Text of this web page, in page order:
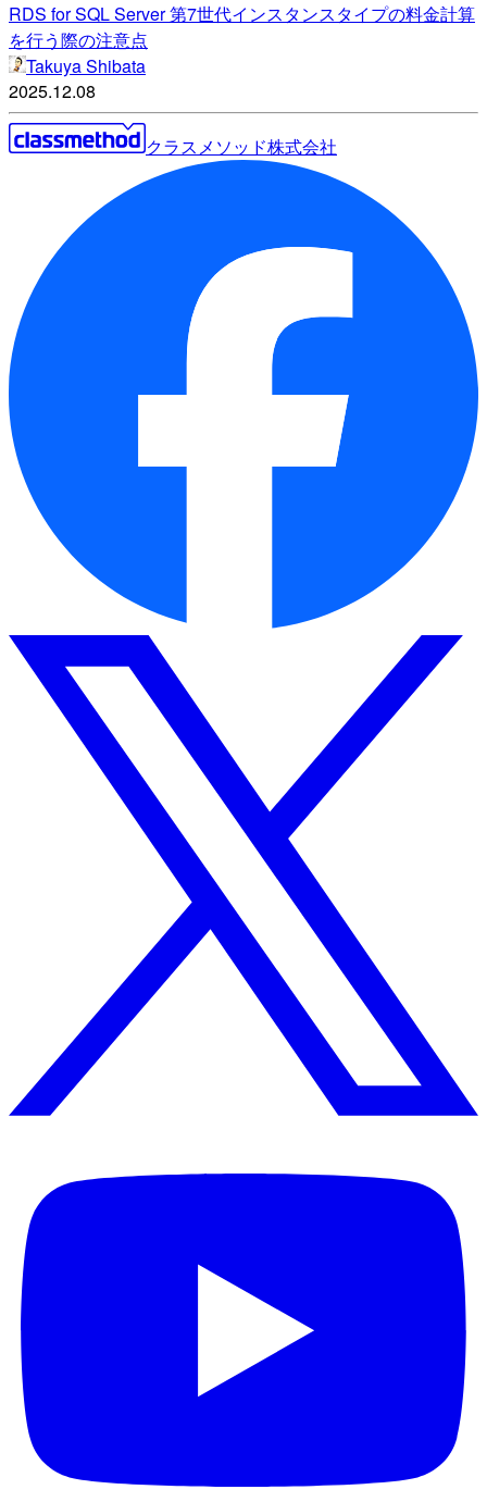
RDS for SQL Server 第7世代インスタンスタイプの料金計算
を行う際の注意点
Takuya Shibata
2025.12.08
クラスメソッド株式会社